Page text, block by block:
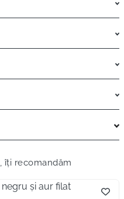
îți recomandăm